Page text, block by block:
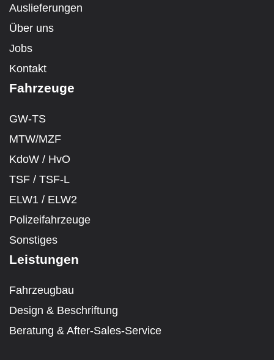
Auslieferungen
Über uns
Jobs
Kontakt
Fahrzeuge
GW-TS
MTW/MZF
KdoW / HvO
TSF / TSF-L
ELW1 / ELW2
Polizeifahrzeuge
Sonstiges
Leistungen
Fahrzeugbau
Design & Beschriftung
Beratung & After-Sales-Service